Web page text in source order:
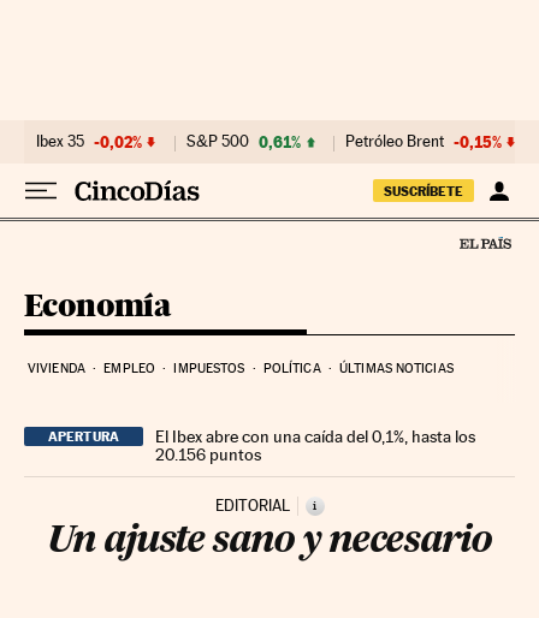
Ibex 35 -0,02% S&P 500 0,61% Petróleo Brent -0,15%
SUSCRÍBETE
Economía
VIVIENDA EMPLEO IMPUESTOS POLÍTICA ÚLTIMAS NOTICIAS
APERTURA
El Ibex abre con una caída del 0,1%, hasta los
20.156 puntos
EDITORIAL i
Un ajuste sano y necesario